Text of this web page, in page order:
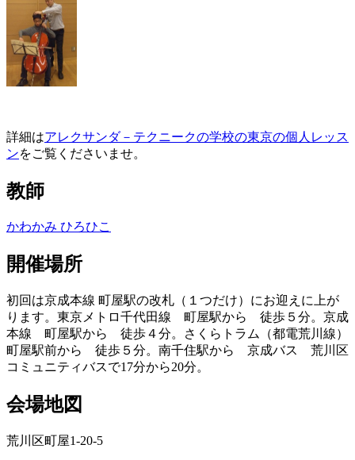
詳細はアレクサンダ－テクニークの学校の東京の個人レッス
ンをご覧くださいませ。
教師
かわかみ ひろひこ
開催場所
初回は京成本線 町屋駅の改札（１つだけ）にお迎えに上が
ります。東京メトロ千代田線 町屋駅から 徒歩５分。京成
本線 町屋駅から 徒歩４分。さくらトラム（都電荒川線）
町屋駅前から 徒歩５分。南千住駅から 京成バス 荒川区
コミュニティバスで17分から20分。
会場地図
荒川区町屋1-20-5